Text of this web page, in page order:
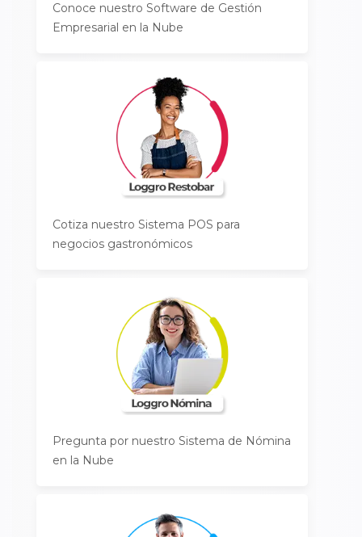
Conoce nuestro Software de Gestión
Empresarial en la Nube
Cotiza nuestro Sistema POS para
negocios gastronómicos
Pregunta por nuestro Sistema de Nómina
en la Nube